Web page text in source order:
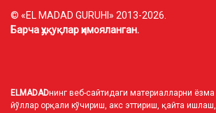
© «EL MADAD GURUHI» 2013-2026.
Барча ҳуқуқлар ҳимояланган.
ELMADADнинг веб-сайтидаги материалларни
йўллар орқали кўчириш, акс эттириш, қайта